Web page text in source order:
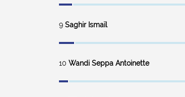
9 Saghir Ismaïl
10 Wandi Seppa Antoinette